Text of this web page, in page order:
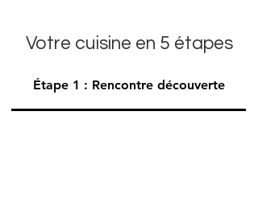
Votre cuisine en 5 étapes
Étape 1 : Rencontre découverte